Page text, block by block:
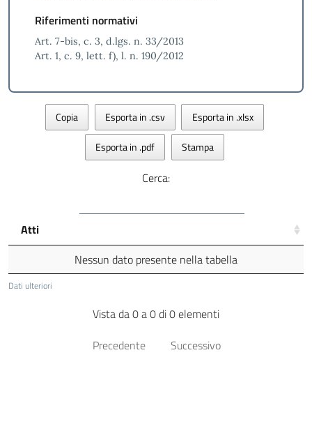
Riferimenti normativi
Art. 7-bis, c. 3, d.lgs. n. 33/2013
Art. 1, c. 9, lett. f), l. n. 190/2012
Copia Esporta in .csv Esporta in .xlsx
Esporta in .pdf Stampa
Cerca:
Dati ulteriori
Atti
Nessun dato presente nella tabella
Vista da 0 a 0 di 0 elementi
Precedente
Successivo